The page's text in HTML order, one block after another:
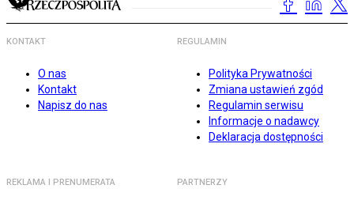
KONTAKT
O nas
Kontakt
Napisz do nas
REGULAMIN
Polityka Prywatności
Zmiana ustawień zgód
Regulamin serwisu
Informacje o nadawcy
Deklaracja dostępności
REKLAMA I PRENUMERATA PARTNERZY